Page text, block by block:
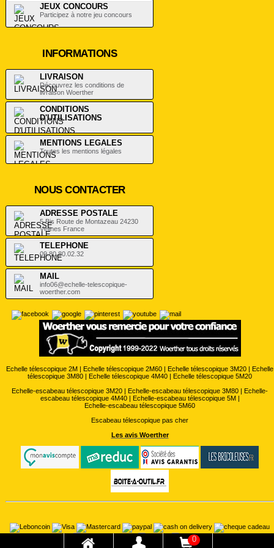
JEUX CONCOURS
Participez à notre jeu concours
INFORMATIONS
LIVRAISON
Découvrez les conditions de
livraison Woerther
CONDITIONS
D'UTILISATIONS
.
MENTIONS LEGALES
Toutes les mentions légales
NOUS CONTACTER
ADRESSE POSTALE
5 Bis Route de Montazeau 24230
Vélines France
TELEPHONE
09.80.80.02.32
MAIL
info06@echelle-telescopique-
woerther.com
Echelle télescopique 2M | Echelle télescopique 2M60 | Echelle télescopique 3M20 | Echelle
télescopique 3M80 | Echelle télescopique 4M40 | Echelle télescopique 5M20
Echelle-escabeau télescopique 3M20 | Echelle-escabeau télescopique 3M80 | Echelle-
escabeau télescopique 4M40| Echelle-escabeau télescopique 5M|
Echelle-escabeau télescopique 5M60
Escabeau télescopique pas cher
Les avis Woerther
0